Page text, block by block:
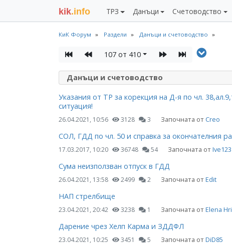
kik.info ТРЗ Данъци Счетоводство
КиК Форум Раздели Данъци и счетоводство
107 от 410
Данъци и счетоводство
Указания от ТР за корекция на Д-я по чл.
ситуация!
26.04.2021, 10:56 3128 3 Започната отCreo
СОЛ, ГДД по чл. 50 и справка за окончателния
17.03.2017, 10:20 36748 54 Започната отIve123
Сума неизползван отпуск в ГДД
26.04.2021, 13:58 2499 2 Започната отEdit
НАП стрелбище
23.04.2021, 20:42 3238 1 Започната отElena
Дарение чрез Хелп Карма и ЗДДФЛ
23.04.2021, 10:25 3451 5 Започната отDiD85